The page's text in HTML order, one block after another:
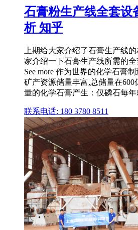
石膏粉生产线全套设
析 知乎
上期给大家介绍了石膏生产线
家介绍一下石膏生产线所需的全
See more 作为世界的化学石膏
矿产资源储量丰富,总储量在600
量的化学石膏产生：仅磷石每年
联系电话: 180 3780 8511